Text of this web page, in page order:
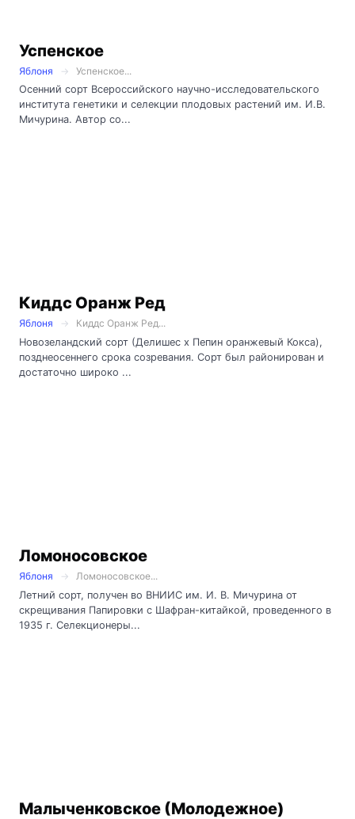
Успенское
Яблоня
Успенское...
Осенний сорт Всероссийского научно-исследовательского
института генетики и селекции плодовых растений им. И.В.
Мичурина. Автор со...
Киддс Оранж Ред
Яблоня
Киддс Оранж Ред...
Новозеландский сорт (Делишес х Пепин оранжевый Кокса),
позднеосеннего срока созревания. Сорт был районирован и
достаточно широко ...
Ломоносовское
Яблоня
Ломоносовское...
Летний сорт, получен во ВНИИС им. И. В. Мичурина от
скрещива­ния Папировки с Шафран-китайкой, проведенного в
1935 г. Селекционеры...
Малыченковское (Молодежное)